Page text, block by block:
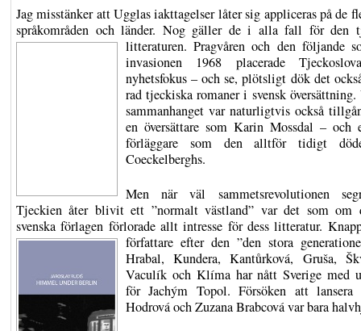
Jag misstänker att Ugglas iakttagelser låter sig appliceras på de
språkområden och länder. Nog gäller de i alla fall för den
litteraturen.Pragvåren och den följande
invasionen 1968 placerade
nyhetsfokus – och se, plötsligt dök det
rad tjeckiska romaner i svensk
sammanhanget var naturligtvis också
en översättare som Karin Mossdal – och
förläggare som den alltför tidigt
Coeckelberghs.
Men när väl sammetsrevolutionen
Tjeckien åter blivit ett ”normalt västland” var det som om
svenska förlagen förlorade allt intresse för dess litteratur.
författare efter den ”den stora
Hrabal, Kundera, Kantůrková, Gruša,
Vaculík och Klíma har nått Sverige med
för Jachým Topol. Försöken att lansera
Hodrová och Zuzana Brabcová var bara